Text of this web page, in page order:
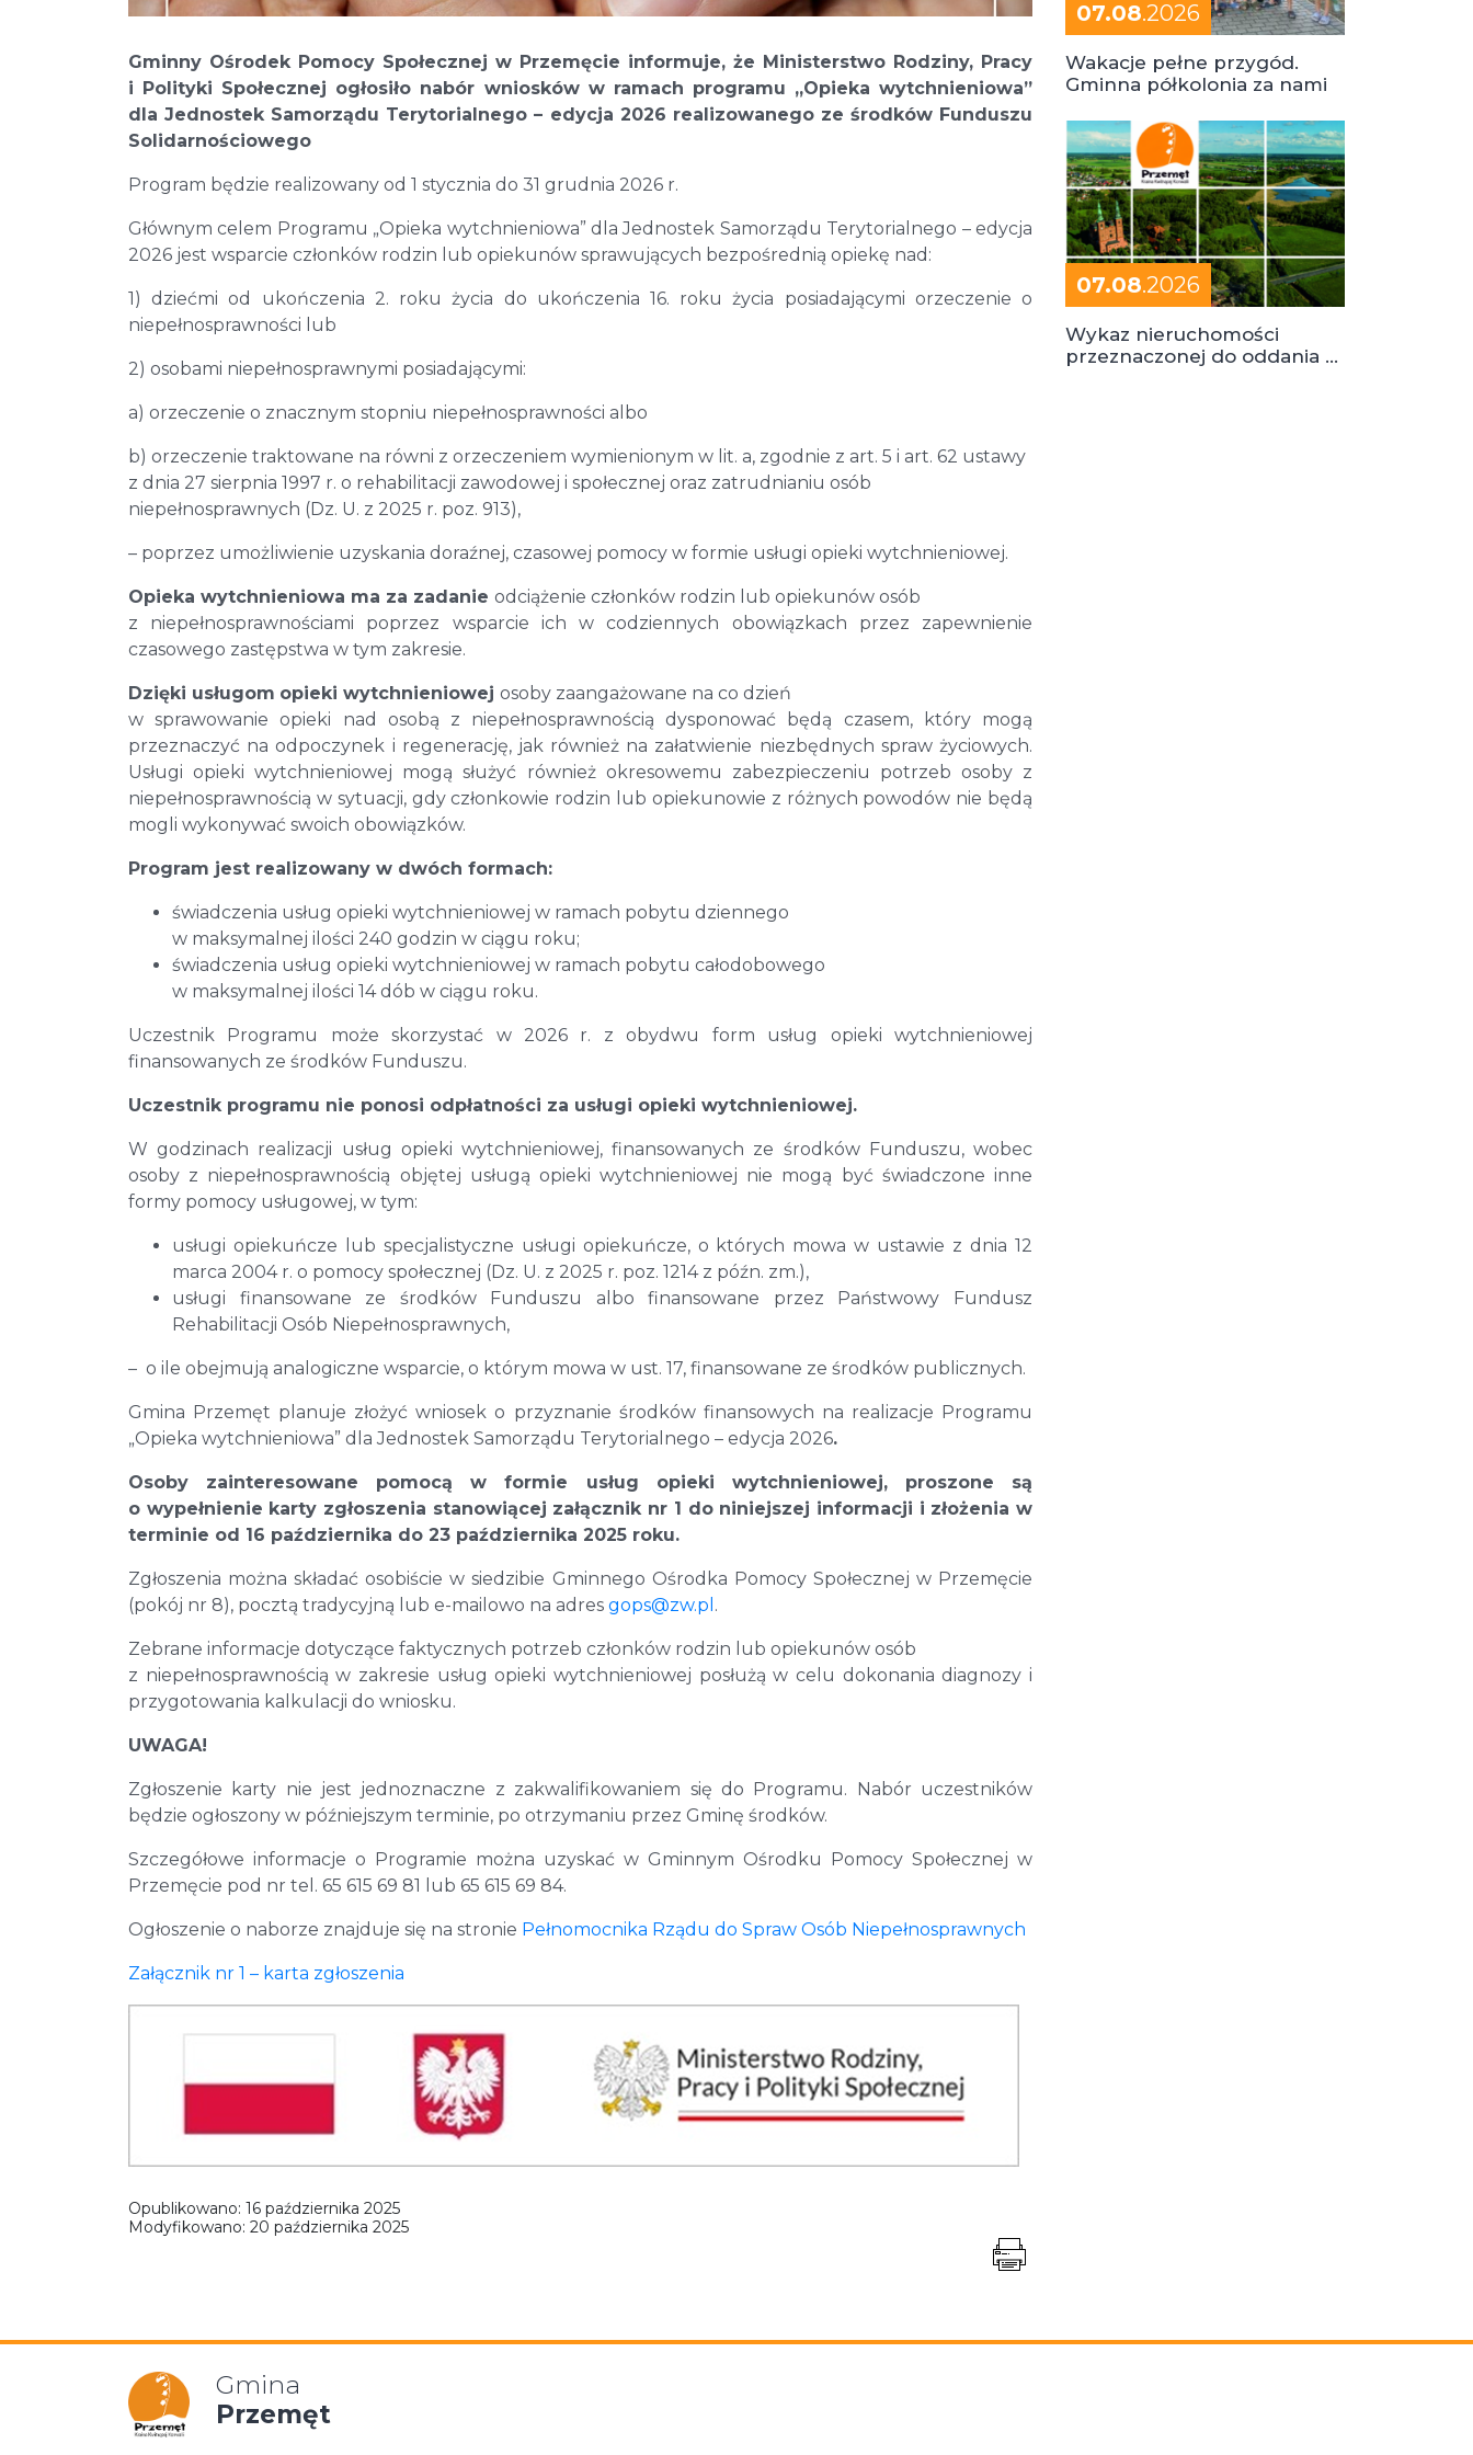
Gminny Ośrodek Pomocy Społecznej w Przemęcie informuje, że Ministerstwo Rodziny, Pracy
i Polityki Społecznej ogłosiło nabór wniosków w ramach programu „Opieka wytchnieniowa”
dla Jednostek Samorządu Terytorialnego – edycja 2026 realizowanego ze środków Funduszu
Solidarnościowego
Program będzie realizowany od 1 stycznia do 31 grudnia 2026 r.
Głównym celem Programu „Opieka wytchnieniowa” dla Jednostek Samorządu Terytorialnego – edycja
2026 jest wsparcie członków rodzin lub opiekunów sprawujących bezpośrednią opiekę nad:
1) dziećmi od ukończenia 2. roku życia do ukończenia 16. roku życia posiadającymi orzeczenie o
niepełnosprawności lub
2) osobami niepełnosprawnymi posiadającymi:
a) orzeczenie o znacznym stopniu niepełnosprawności albo
b) orzeczenie traktowane na równi z orzeczeniem wymienionym w lit. a, zgodnie z art. 5 i art. 62 ustawy
z dnia 27 sierpnia 1997 r. o rehabilitacji zawodowej i społecznej oraz zatrudnianiu osób
niepełnosprawnych (Dz. U. z 2025 r. poz. 913),
– poprzez umożliwienie uzyskania doraźnej, czasowej pomocy w formie usługi opieki wytchnieniowej.
Opieka wytchnieniowa ma za zadanie odciążenie członków rodzin lub opiekunów osób
z niepełnosprawnościami poprzez wsparcie ich w codziennych obowiązkach przez zapewnienie
czasowego zastępstwa w tym zakresie.
Dzięki usługom opieki wytchnieniowej osoby zaangażowane na co dzień
w sprawowanie opieki nad osobą z niepełnosprawnością dysponować będą czasem, który mogą
przeznaczyć na odpoczynek i regenerację, jak również na załatwienie niezbędnych spraw życiowych.
Usługi opieki wytchnieniowej mogą służyć również okresowemu zabezpieczeniu potrzeb osoby z
niepełnosprawnością w sytuacji, gdy członkowie rodzin lub opiekunowie z różnych powodów nie będą
mogli wykonywać swoich obowiązków.
Program jest realizowany w dwóch formach:
świadczenia usług opieki wytchnieniowej w ramach pobytu dziennego
w maksymalnej ilości 240 godzin w ciągu roku;
świadczenia usług opieki wytchnieniowej w ramach pobytu całodobowego
w maksymalnej ilości 14 dób w ciągu roku.
Uczestnik Programu może skorzystać w 2026 r. z obydwu form usług opieki wytchnieniowej
finansowanych ze środków Funduszu.
Uczestnik programu nie ponosi odpłatności za usługi opieki wytchnieniowej.
W godzinach realizacji usług opieki wytchnieniowej, finansowanych ze środków Funduszu, wobec
osoby z niepełnosprawnością objętej usługą opieki wytchnieniowej nie mogą być świadczone inne
formy pomocy usługowej, w tym:
usługi opiekuńcze lub specjalistyczne usługi opiekuńcze, o których mowa w ustawie z dnia 12
marca 2004 r. o pomocy społecznej (Dz. U. z 2025 r. poz. 1214 z późn. zm.),
usługi finansowane ze środków Funduszu albo finansowane przez Państwowy Fundusz
Rehabilitacji Osób Niepełnosprawnych,
– o ile obejmują analogiczne wsparcie, o którym mowa w ust. 17, finansowane ze środków publicznych.
Gmina Przemęt planuje złożyć wniosek o przyznanie środków finansowych na realizacje Programu
„Opieka wytchnieniowa” dla Jednostek Samorządu Terytorialnego – edycja 2026.
Osoby zainteresowane pomocą w formie usług opieki wytchnieniowej, proszone są
o wypełnienie karty zgłoszenia stanowiącej załącznik nr 1 do niniejszej informacji i złożenia w
terminie od 16 października do 23 października 2025 roku.
Zgłoszenia można składać osobiście w siedzibie Gminnego Ośrodka Pomocy Społecznej w Przemęcie
(pokój nr 8), pocztą tradycyjną lub e-mailowo na adres gops@zw.pl .
Zebrane informacje dotyczące faktycznych potrzeb członków rodzin lub opiekunów osób
z niepełnosprawnością w zakresie usług opieki wytchnieniowej posłużą w celu dokonania diagnozy i
przygotowania kalkulacji do wniosku.
UWAGA!
Zgłoszenie karty nie jest jednoznaczne z zakwalifikowaniem się do Programu. Nabór uczestników
będzie ogłoszony w późniejszym terminie, po otrzymaniu przez Gminę środków.
Szczegółowe informacje o Programie można uzyskać w Gminnym Ośrodku Pomocy Społecznej w
Przemęcie pod nr tel. 65 615 69 81 lub 65 615 69 84.
Ogłoszenie o naborze znajduje się na stronie Pełnomocnika Rządu do Spraw Osób Niepełnosprawnych
Załącznik nr 1 – karta zgłoszenia
Opublikowano: 16 października 2025
Modyfikowano: 20 października 2025
07.08.2026
Wakacje pełne przygód.
Gminna półkolonia za nami
07.08.2026
Wykaz nieruchomości
przeznaczonej do oddania w
Gmina
Przemęt